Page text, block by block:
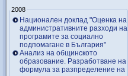
2008
Национален доклад "Оценка на
административните разходи на
програмите за социално
подпомагане в България"
Анализ на общинското
образование. Разработване на
формула за разпределение на